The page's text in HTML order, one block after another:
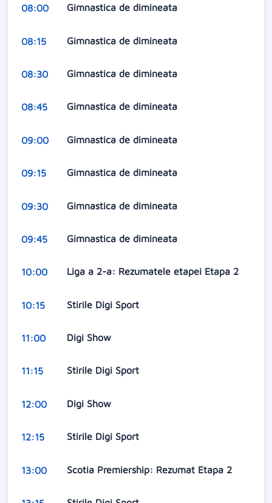
08:00 Gimnastica de dimineata
08:15 Gimnastica de dimineata
08:30 Gimnastica de dimineata
08:45 Gimnastica de dimineata
09:00 Gimnastica de dimineata
09:15 Gimnastica de dimineata
09:30 Gimnastica de dimineata
09:45 Gimnastica de dimineata
10:00 Liga a 2-a: Rezumatele etapei Etapa 2
10:15 Stirile Digi Sport
11:00 Digi Show
11:15 Stirile Digi Sport
12:00 Digi Show
12:15 Stirile Digi Sport
13:00 Scotia Premiership: Rezumat Etapa 2